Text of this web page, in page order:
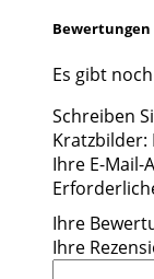
Bewertungen
Es gibt
Schreiben
Kratzbilder:
Ihre E-
Ihre
Ihre